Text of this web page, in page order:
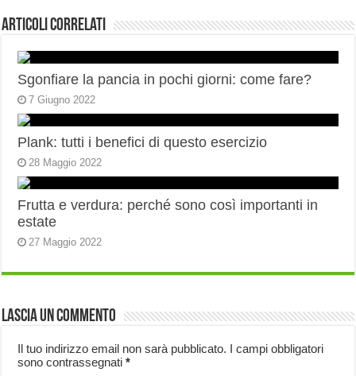
Articoli correlati
Sgonfiare la pancia in pochi giorni: come fare?
7 Giugno 2022
Plank: tutti i benefici di questo esercizio
28 Maggio 2022
Frutta e verdura: perché sono così importanti in
estate
27 Maggio 2022
Lascia un commento
Il tuo indirizzo email non sarà pubblicato. I campi obbligatori
sono contrassegnati*